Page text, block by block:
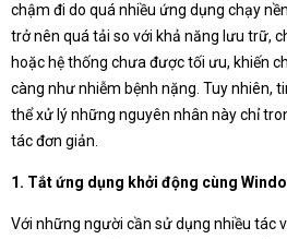
chậm đi do quá nhiều ứng dụng chạy
trở nên quá tải so với khả năng lưu trữ,
hoặc hệ thống chưa được tối ưu, khiến
càng như nhiễm bệnh nặng. Tuy nhiên,
thể xử lý những nguyên nhân này chỉ
tác đơn giản.
1. Tắt ứng dụng khởi động cùng
Với những người cần sử dụng nhiều tác